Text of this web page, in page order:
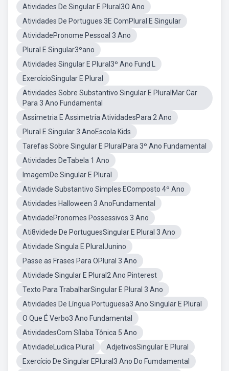
Atividades De Singular E Plural3O Ano
Atividades De Portugues 3E ComPlural E Singular
AtividadePronome Pessoal 3 Ano
Plural E Singular3ºano
Atividades Singular E Plural3º Ano Fund L
ExercícioSingular E Plural
Atividades Sobre Substantivo Singular E PluralMar Car
Para 3 Ano Fundamental
Assimetria E Assimetria AtividadesPara 2 Ano
Plural E Singular 3 AnoEscola Kids
Tarefas Sobre Singular E PluralPara 3º Ano Fundamental
Atividades DeTabela 1 Ano
ImagemDe Singular E Plural
Atividade Substantivo Simples EComposto 4º Ano
Atividades Halloween 3 AnoFundamental
AtividadePronomes Possessivos 3 Ano
Ati8videde De PortuguesSingular E Plural 3 Ano
Atividade Singula E PluralJunino
Passe as Frases Para OPlural 3 Ano
Atividade Singular E Plural2 Ano Pinterest
Texto Para TrabalharSingular E Plural 3 Ano
Atividades De Língua Portuguesa3 Ano Singular E Plural
O Que É Verbo3 Ano Fundamental
AtividadesCom Sílaba Tônica 5 Ano
AtividadeLudica Plural
AdjetivosSingular E Plural
Exercício De Singular EPlural3 Ano Do Fumdamental